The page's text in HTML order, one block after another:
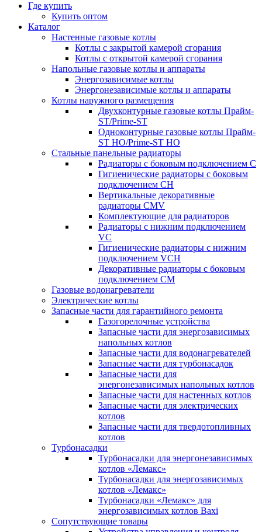
Где купить
Купить оптом
Каталог
Настенные газовые котлы
Котлы с закрытой камерой сгорания
Котлы с открытой камерой сгорания
Напольные газовые котлы и аппараты
Энергозависимые котлы
Энергонезависимые котлы и аппараты
Котлы наружного размещения
Двухконтурные газовые котлы Прайм-
ST/Prime-ST
Одноконтурные газовые котлы Прайм-
ST HO/Prime-ST HO
Стальные панельные радиаторы
Радиаторы c боковым подключением C
Гигиенические радиаторы c боковым
подключением CH
Вертикальные декоративные
радиаторы CMV
Комплектующие для радиаторов
Радиаторы c нижним подключением
VC
Гигиенические радиаторы c нижним
подключением VCH
Декоративные радиаторы с боковым
подключением CM
Газовые водонагреватели
Электрические котлы
Запасные части для гарантийного ремонта
Газогорелочные устройства
Запасные части для энергозависимых
напольных котлов
Запасные части для водонагревателей
Запасные части для турбонасадок
Запасные части для
энергонезависимых напольных котлов
Запасные части для настенных котлов
Запасные части для электрических
котлов
Запасные части для твердотопливных
котлов
Турбонасадки
Турбонасадки для энергонезависимых
котлов «Лемакс»
Турбонасадки для энергозависимых
котлов «Лемакс»
Турбонасадки «Лемакс» для
энергозависимых котлов Baxi
Сопутствующие товары